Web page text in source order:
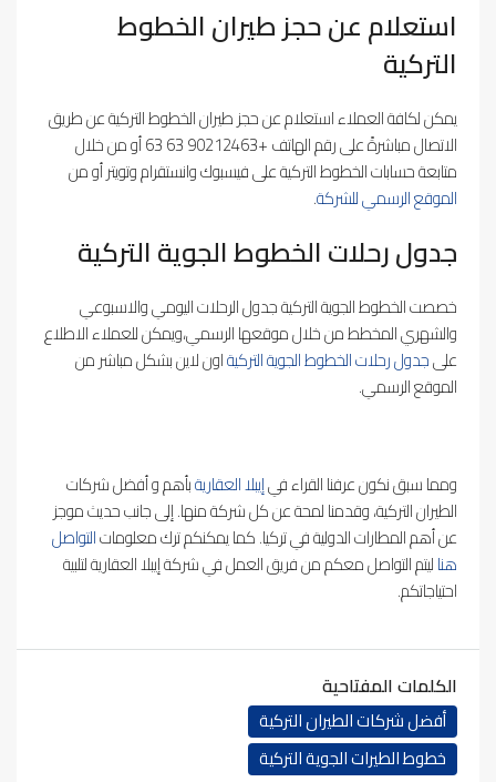
استعلام عن حجز طيران الخطوط
التركية
يمكن لكافة العملاء استعلام عن حجز طيران الخطوط التركية عن طريق
الاتصال مباشرةً على رقم الهاتف +90212463 63 63 أو من خلال
متابعة حسابات الخطوط التركية على فيسبوك وانستقرام وتويتر أو من
الموقع الرسمي للشركة.
جدول رحلات الخطوط الجوية التركية
خصصت الخطوط الجوية التركية جدول الرحلات اليومي والاسبوعي
والشهري المخطط من خلال موقعها الرسمي،ويمكن للعملاء الاطلاع
علىجدول رحلات الخطوط الجوية التركيةاون لاين بشكل مباشر من
الموقع الرسمي.
ومما سبق نكون عرفنا القراء فيإيبلا العقاريةبأهم و أفضل شركات
الطيران التركية، وقدمنا لمحة عن كل شركة منها. إلى جانب حديث موجز
عن أهم المطارات الدولية في تركيا. كما يمكنكم ترك معلوماتالتواصل
هناليتم التواصل معكم من فريق العمل في شركة إيبلا العقارية لتلبية
احتياجاتكم.
الكلمات المفتاحية
أفضل شركات الطيران التركية
خطوط الطيرات الجوية التركية